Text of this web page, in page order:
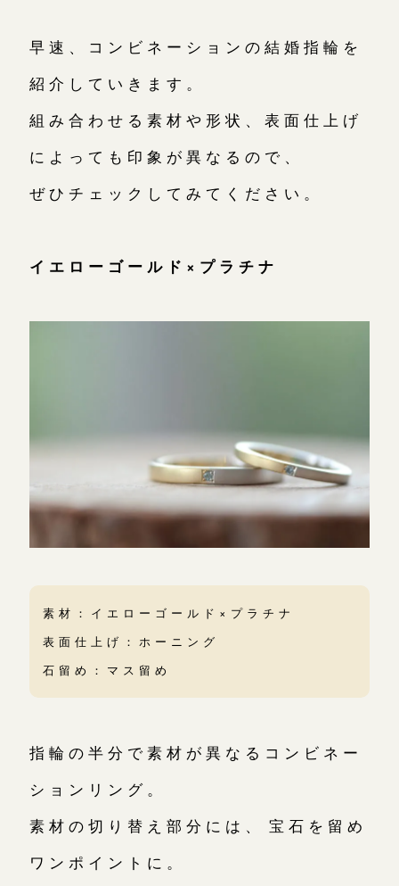
早速、コンビネーションの結婚指輪を
紹介していきます。
組み合わせる素材や形状、表面仕上げ
によっても印象が異なるので、
ぜひチェックしてみてください。
イエローゴールド×プラチナ
素材：イエローゴールド×プラチナ
表面仕上げ：ホーニング
石留め：マス留め
指輪の半分で素材が異なるコンビネー
ションリング。
素材の切り替え部分には、宝石を留め
ワンポイントに。
軽井沢店
大阪本店
京都店 来店ご予約